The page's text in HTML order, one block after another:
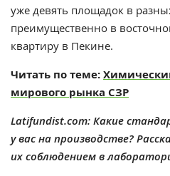
уже девять площадок в
преимущественно в
квартиру в Пекине.
Читать по теме:
мирового рынка СЗР
Latifundist.com: Какие
у вас на производстве?
их соблюдением в